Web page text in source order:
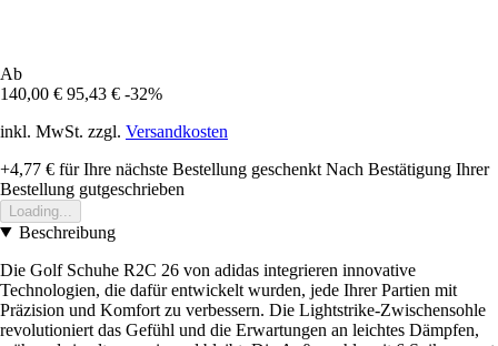
Ab
140,00 € 95,43 € -32%
inkl. MwSt. zzgl. Versandkosten
+4,77 € für Ihre nächste Bestellung geschenkt Nach Bestätigung Ihrer
Bestellung gutgeschrieben
Loading...
Beschreibung
Die Golf Schuhe R2C 26 von adidas integrieren innovative
Technologien, die dafür entwickelt wurden, jede Ihrer Partien mit
Präzision und Komfort zu verbessern. Die Lightstrike-Zwischensohle
revolutioniert das Gefühl und die Erwartungen an leichtes Dämpfen,